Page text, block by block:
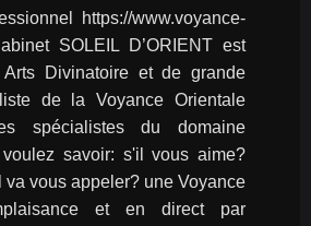
https://www.voyance-
SOLEIL D’ORIENT est
Divinatoire et de grande
de la Voyance Orientale
spécialistes du domaine
savoir: s'il vous aime?
va vous appeler? une Voyance
et en direct par